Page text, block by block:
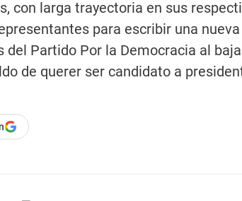
con larga trayectoria en sus
para escribir una
Partido Por la Democracia al
de querer ser candidato a